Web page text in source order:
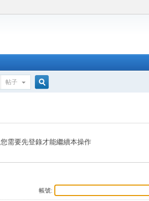
帖子
索
您需要先登錄才能繼續本操作
帳號: